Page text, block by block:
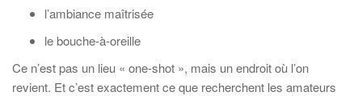
l’ambiance maîtrisée
le bouche-à-oreille
Ce n’est pas un lieu « one-shot », mais un endroit où l’on
revient. Et c’est exactement ce que recherchent les amateurs